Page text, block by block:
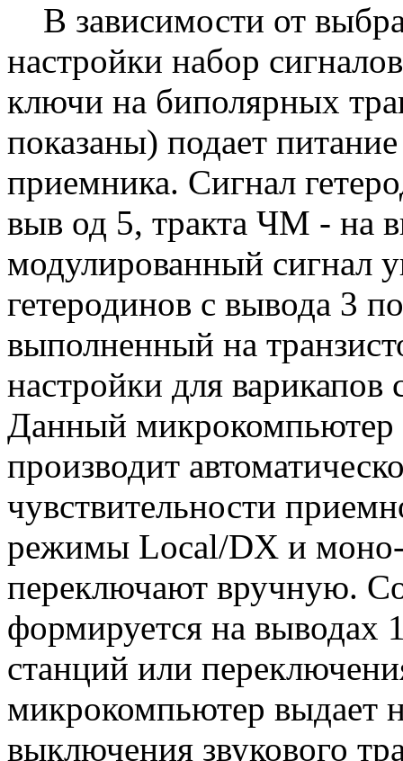
В зависимости от
настройки набор
ключи на биполярных
показаны) подает
приемника. Сигнал
выв од 5, тракта ЧМ - на
модулированный сигнал
гетеродинов с вывода 3
выполненный на
настройки для варикапов
Данный микрокомпьютер
производит
чувствительности
режимы Local/DX и
переключают вручную.
формируется на выводах
станций или
микрокомпьютер выдает
выключения звукового